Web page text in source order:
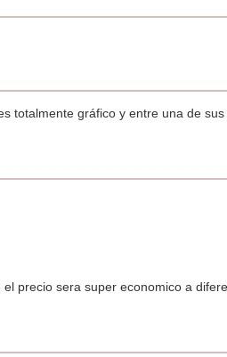
totalmente gráfico y entre una de
precio sera super economico a